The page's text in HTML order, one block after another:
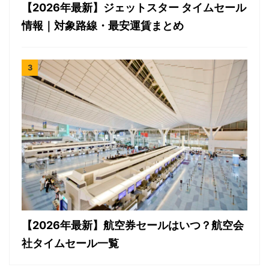
【2026年最新】ジェットスター タイムセール
情報｜対象路線・最安運賃まとめ
【2026年最新】航空券セールはいつ？航空会
社タイムセール一覧